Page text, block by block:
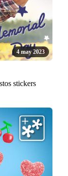
4 may 2023
stickers